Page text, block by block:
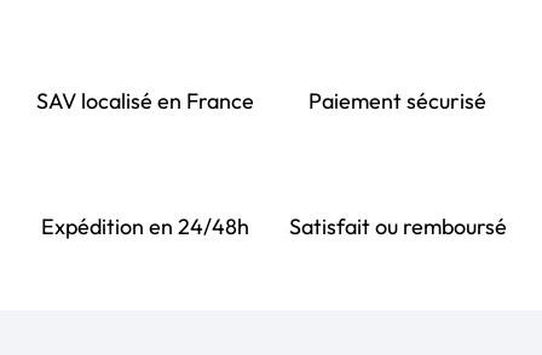
SAV localisé en France Paiement sécurisé
Expédition en 24/48h Satisfait ou remboursé